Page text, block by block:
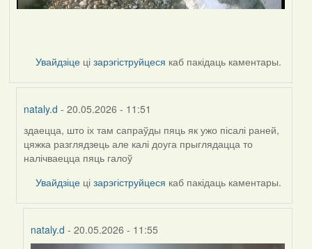
Увайдзіце цізарэгіструйцеся каб пакідаць каментары.
nataly.d - 20.05.2026 - 11:51
In
reply
to
здаецца, што іх там сапраўды пяць як ужо пісалі раней,
цяжка разглядзець але калі доуга прыглядацца то
налічваецца пяць галоў
Увайдзіце цізарэгіструйцеся каб пакідаць каментары.
nataly.d - 20.05.2026 - 11:55